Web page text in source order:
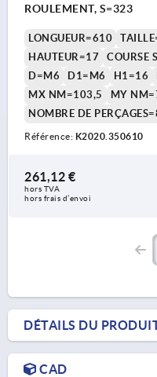
ROULEMENT, S=323
LONGUEUR=610
HAUTEUR=17
COURSE
D=M6
D1=M6 H1=16
MX NM=103,5
MY
NOMBRE DE
Référence: K2020.350610
261,12 €
hors TVA
hors frais d’envoi
DÉTAILS DU
CAD